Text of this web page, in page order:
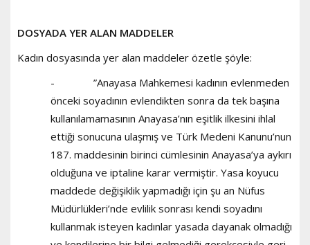
DOSYADA YER ALAN MADDELER
Kadın dosyasında yer alan maddeler özetle şöyle:
- ”Anayasa Mahkemesi kadının evlenmeden
önceki soyadının evlendikten sonra da tek başına
kullanılamamasının Anayasa’nın eşitlik ilkesini ihlal
ettiği sonucuna ulaşmış ve Türk Medeni Kanunu’nun
187. maddesinin birinci cümlesinin Anayasa’ya aykırı
olduğuna ve iptaline karar vermiştir. Yasa koyucu
maddede değişiklik yapmadığı için şu an Nüfus
Müdürlükleri’nde evlilik sonrası kendi soyadını
kullanmak isteyen kadınlar yasada dayanak olmadığı